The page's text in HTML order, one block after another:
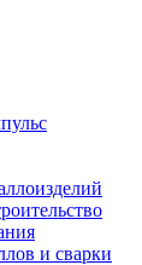
и сварки